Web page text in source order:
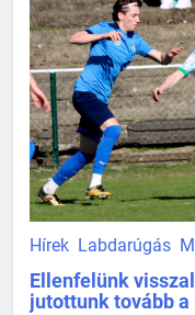
Hírek Labdarúgás
Ellenfelünk
jutottunk tovább a